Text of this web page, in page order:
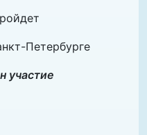
Петербурге
участие